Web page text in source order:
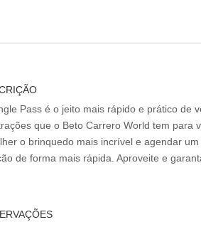
Pass é o jeito mais rápido e prático de
que o Beto Carrero World tem para
o brinquedo mais incrível e agendar
de forma mais rápida. Aproveite e